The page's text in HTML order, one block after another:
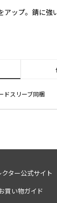
アップ。錆に強
ドスリーブ同梱
クター公式サイト
買い物ガイド